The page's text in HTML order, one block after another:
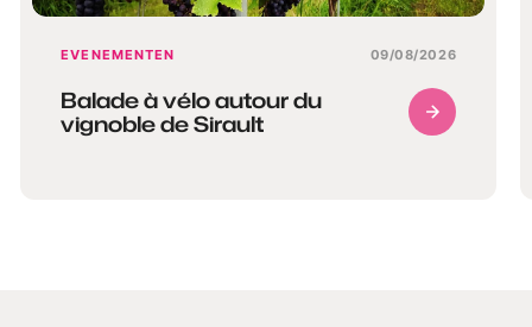
EVENEMENTEN 09/08/2026
Balade à vélo autour du
vignoble de Sirault